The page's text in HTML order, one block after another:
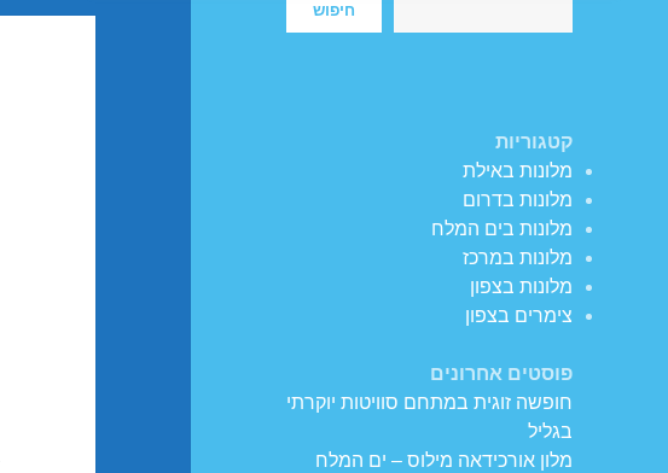
חיפוש
קטגוריות
מלונות באילת
מלונות בדרום
מלונות בים המלח
מלונות במרכז
מלונות בצפון
צימרים בצפון
פוסטים אחרונים
חופשה זוגית במתחם סוויטות יוקרתי
בגליל
מלון אורכידאה מילוס – ים המלח